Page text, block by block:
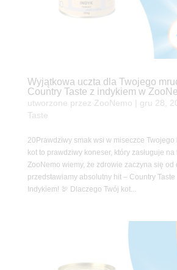
Wyjątkowa uczta dla Twojego
Country Taste z indykiem w
utworzone przez ZooNemo gru 28,
Taste
20Prawdziwy smak wsi w miseczce Twojego
kot to prawdziwy koneser, który zasługuje
ZooNemo wiemy, że zdrowie zaczyna się od
przedstawiamy absolutny hit – Country
Indykiem! 🦃 Dlaczego Twój kot...